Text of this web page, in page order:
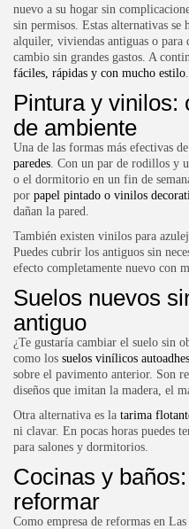
nuevo a su hogar sin
sin permisos. Estas alternativas
alquiler, viviendas antiguas o para
cambio sin grandes gastos. A
fáciles, rápidas y con mucho estilo
Pintura y vinilos:
de ambiente
Una de las formas más efectivas
paredes . Con un par de rodillos y
o el dormitorio en un fin de
por papel pintado o vinilos
dañan la pared.
También existen vinilos para
Puedes cubrir los antiguos sin
efecto completamente nuevo con
Suelos nuevos
antiguo
¿Te gustaría cambiar el suelo sin
como los suelos vinílicos
sobre el pavimento anterior. Son
diseños que imitan la madera, el
Otra alternativa es la tarima
ni clavar. En pocas horas puedes
para salones y dormitorios.
Cocinas y
reformar
Como empresa de reformas en Las